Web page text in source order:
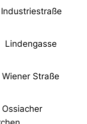
Straße